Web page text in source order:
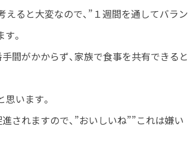
ると大変なので、”１週間を通してバラン
。
間がかからず、家族で食事を共有できると
います。
されますので、”おいしいね””これは嫌い